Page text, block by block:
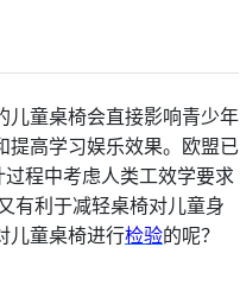
儿童桌椅会直接影响青少年
提高学习娱乐效果。欧盟已
程中考虑人类工效学要求
有利于减轻桌椅对儿童身
儿童桌椅进行检验的呢？